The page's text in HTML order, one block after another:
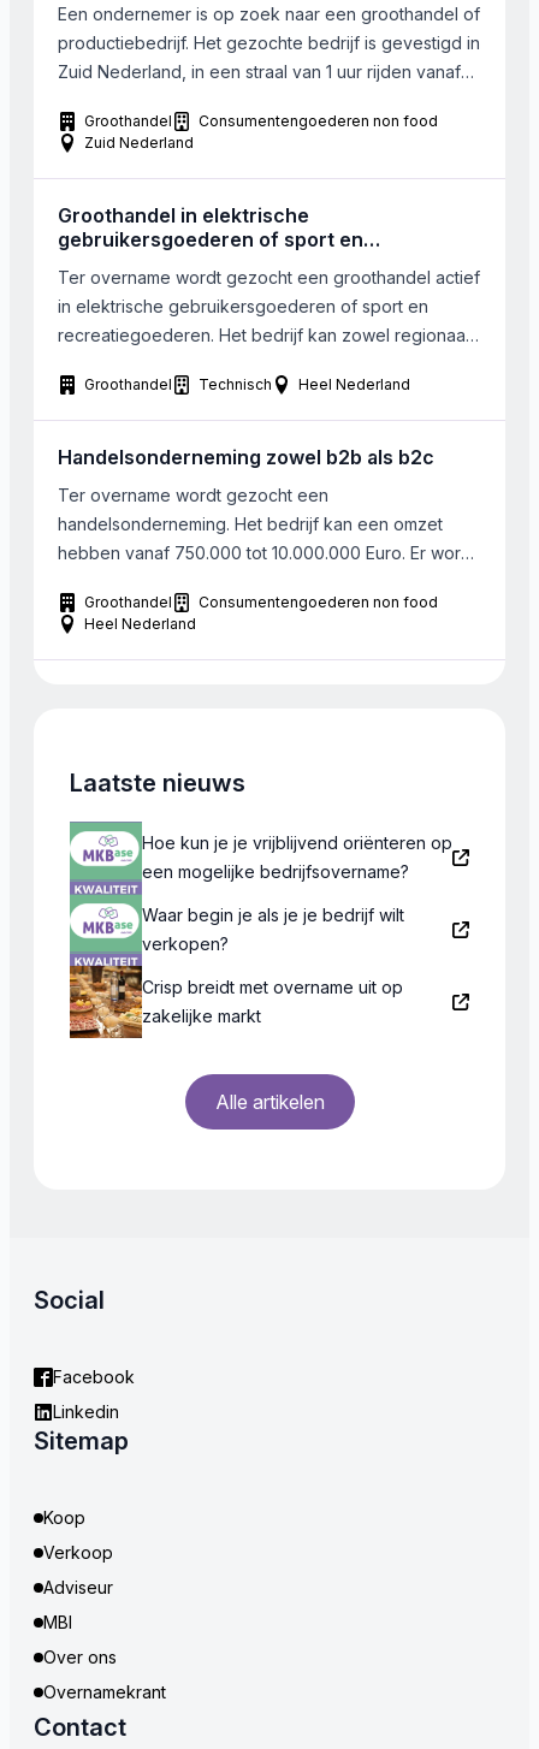
Een ondernemer is op zoek naar een groothandel of
productiebedrijf. Het gezochte bedrijf is gevestigd in
Zuid Nederland, in een straal van 1 uur rijden vanaf
Groothandel
Consumentengoederen non food
Zuid Nederland
Groothandel in elektrische
gebruikersgoederen of sport en
Ter overname wordt gezocht een groothandel actief
in elektrische gebruikersgoederen of sport en
recreatiegoederen. Het bedrijf kan zowel regionaal,
exporterende ondernemingen verdienen de
voorkeur. Het bedrijf dient gelegen te zijn in
Limburg/ Oost Brabant of eventueel in België.
Groothandel Technisch Heel Nederland
Handelsonderneming zowel b2b als b2c
Ter overname wordt gezocht een
handelsonderneming. Het bedrijf kan een omzet
hebben vanaf 750.000 tot 10.000.000 Euro. Er wordt
is een extra interesse aanwezig voor het overnemen
van familiebedrijven met een langere historie. Dit sluit
Groothandel
Consumentengoederen non food
Heel Nederland
Laatste nieuws
Hoe kun je je vrijblijvend oriënteren op
een mogelijke bedrijfsovername?
Waar begin je als je je bedrijf wilt
verkopen?
Crisp breidt met overname uit op
zakelijke markt
Alle artikelen
Social
Facebook
Linkedin
Sitemap
Koop
Verkoop
Adviseur
MBI
Over ons
Overnamekrant
Contact